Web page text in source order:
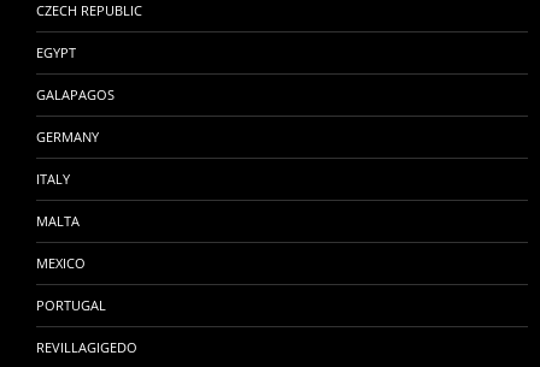
CZECH REPUBLIC
EGYPT
GALAPAGOS
GERMANY
ITALY
MALTA
MEXICO
PORTUGAL
REVILLAGIGEDO